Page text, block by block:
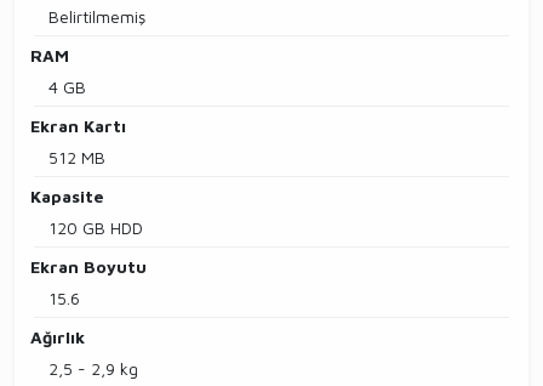
Belirtilmemiş
RAM
4 GB
Ekran Kartı
512 MB
Kapasite
120 GB HDD
Ekran Boyutu
15.6
Ağırlık
2,5 - 2,9 kg